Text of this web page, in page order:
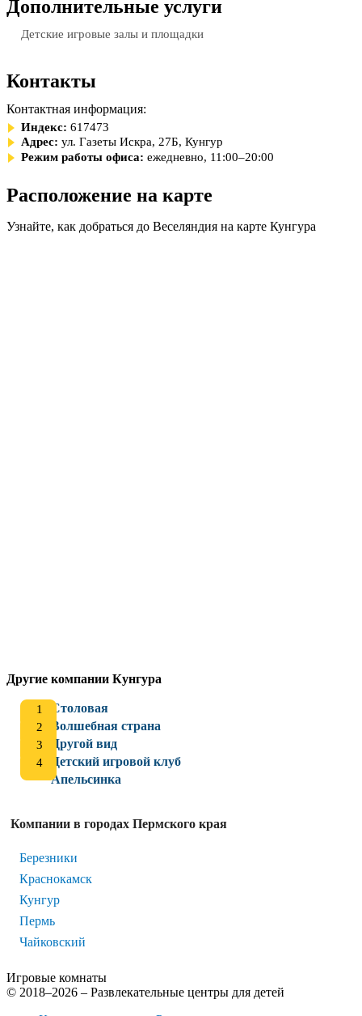
Дополнительные услуги
Детские игровые залы и площадки
Контакты
Контактная информация:
Индекс: 617473
Адрес: ул. Газеты Искра, 27Б, Кунгур
Режим работы офиса: ежедневно, 11:00–20:00
Расположение на карте
Узнайте, как добраться до Веселяндия на карте Кунгура
Другие компании Кунгура
Столовая
Волшебная страна
Другой вид
Детский игровой клуб
Апельсинка
Компании в городах Пермского края
Березники
Краснокамск
Кунгур
Пермь
Чайковский
Игровые комнаты
© 2018–2026 – Развлекательные центры для детей